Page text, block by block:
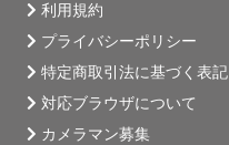
利用規約
プライバシーポリシー
特定商取引法に基づく表記
対応ブラウザについて
カメラマン募集